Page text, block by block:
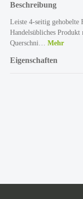
Beschreibung
Leiste 4-seitig gehobelte
Handelsübliches
Querschni… Mehr
Eigenschaften